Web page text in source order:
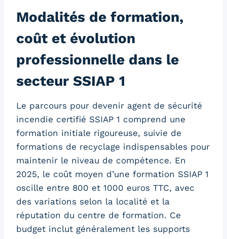
Modalités de formation,
coût et évolution
professionnelle dans le
secteur SSIAP 1
Le parcours pour devenir agent de sécurité
incendie certifié SSIAP 1 comprend une
formation initiale rigoureuse, suivie de
formations de recyclage indispensables pour
maintenir le niveau de compétence. En
2025, le coût moyen d’une formation SSIAP 1
oscille entre 800 et 1000 euros TTC, avec
des variations selon la localité et la
réputation du centre de formation. Ce
budget inclut généralement les supports